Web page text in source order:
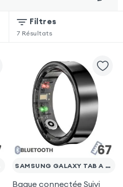
Filtres
7 Résultats
SAMSUNG GALAXY TAB A 7" (2016)
Bague connectée Suivi